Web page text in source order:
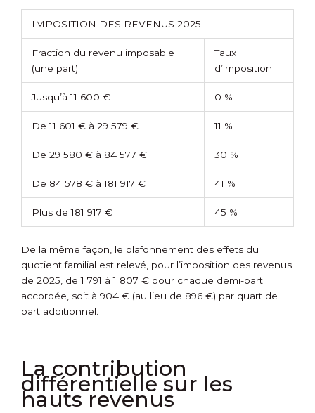
IMPOSITION DES REVENUS 2025
Fraction du revenu imposable
(une part)
Taux
d’imposition
Jusqu’à 11 600 € 0 %
De 11 601 € à 29 579 € 11 %
De 29 580 € à 84 577 € 30 %
De 84 578 € à 181 917 € 41 %
Plus de 181 917 € 45 %
De la même façon, le plafonnement des effets du
quotient familial est relevé, pour l’imposition des revenus
de 2025, de 1 791 à 1 807 € pour chaque demi-part
accordée, soit à 904 € (au lieu de 896 €) par quart de
part additionnel.
La contribution
différentielle sur les
hauts revenus